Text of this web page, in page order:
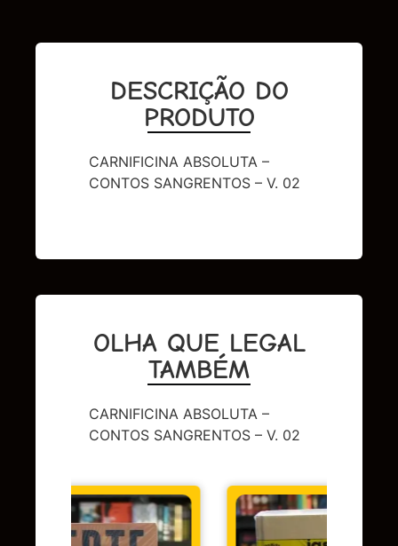
DESCRIÇÃO DO
PRODUTO
CARNIFICINA ABSOLUTA –
CONTOS SANGRENTOS – V. 02
OLHA QUE LEGAL
TAMBÉM
CARNIFICINA ABSOLUTA –
CONTOS SANGRENTOS – V. 02